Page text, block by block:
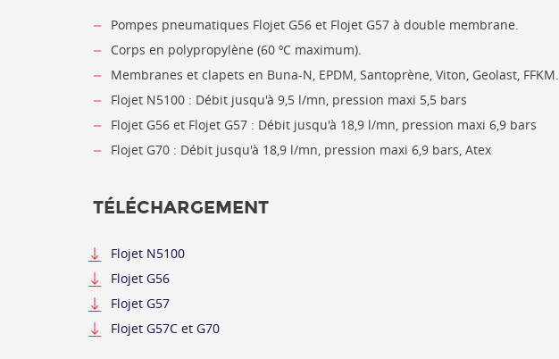
Pompes pneumatiques Flojet G56 et Flojet G57 à double membrane.
Corps en polypropylène (60 ºC maximum).
Membranes et clapets en Buna-N, EPDM, Santoprène, Viton, Geolast, FFKM.
Flojet N5100 : Débit jusqu'à 9,5 l/mn, pression maxi 5,5 bars
Flojet G56 et Flojet G57 : Débit jusqu'à 18,9 l/mn, pression maxi 6,9 bars
Flojet G70 : Débit jusqu'à 18,9 l/mn, pression maxi 6,9 bars, Atex
TÉLÉCHARGEMENT
Flojet N5100
Flojet G56
Flojet G57
Flojet G57C et G70